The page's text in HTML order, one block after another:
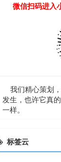
微信扫码进入
我们精心策划
发生，也许它真
一样。
标签云